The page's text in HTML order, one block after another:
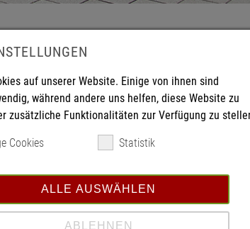
Versuchsdurchführungen,
Angebote, insbesondere im Bereich von
bekannt gegeben.
Brandschutztag an der Küste
matchboxLive -Veranstaltung
auf unserer Website. Einige von ihnen sind
während andere uns helfen, diese Website zu
zusätzliche Funktionalitäten zur Verfügung zu
Cookies Statistik
ALLE AUSWÄHLEN
ABLEHNEN